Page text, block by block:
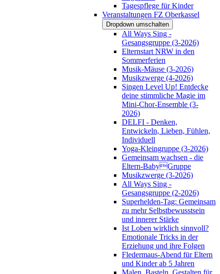
Tagespflege für Kinder
Veranstaltungen FZ Oberkassel
Dropdown umschalten
All Ways Sing -
Gesangsgruppe (3-2026)
Elternstart NRW in den
Sommerferien
Musik-Mäuse (3-2026)
Musikzwerge (4-2026)
Singen Level Up! Entdecke
deine stimmliche Magie im
Mini-Chor-Ensemble (3-
2026)
DELFI - Denken,
Entwickeln, Lieben, Fühlen,
Individuell
Yoga-Kleingruppe (3-2026)
Gemeinsam wachsen - die
Eltern-BabyGruppe
Musikzwerge (3-2026)
All Ways Sing -
Gesangsgruppe (2-2026)
Superhelden-Tag: Gemeinsam
zu mehr Selbstbewusstsein
und innerer Stärke
Ist Loben wirklich sinnvoll?
Emotionale Tricks in der
Erziehung und ihre Folgen
Fledermaus-Abend für Eltern
und Kinder ab 5 Jahren
Malen, Basteln, Gestalten für